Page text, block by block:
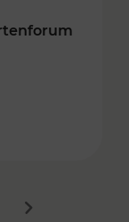
Nächstes